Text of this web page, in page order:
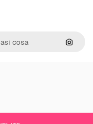
Cerca